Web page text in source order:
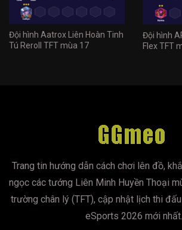
Đội hình Aatrox Liên Hoàn Tinh
Tú Reroll TFT mùa 17
Đội hình
Flex TFT
Trang tin hướng dẫn cách chơi lên đồ,
ngọc các tướng Liên Minh Huyền Thoại
trường chân lý (TFT), cập nhật lịch thi
eSports 2026 mới nhất.